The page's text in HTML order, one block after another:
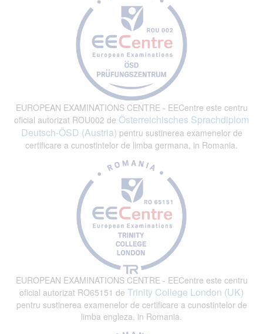
EUROPEAN EXAMINATIONS CENTRE - EECentre este centru
oficial autorizat ROU002 de Österreichisches Sprachdiplom
Deutsch-ÖSD (Austria) pentru sustinerea examenelor de
certificare a cunostintelor de limba germana, in Romania.
EUROPEAN EXAMINATIONS CENTRE - EECentre este centru
oficial autorizat RO65151 de Trinity College London (UK)
pentru sustinerea examenelor de certificare a cunostintelor de
limba engleza, in Romania.